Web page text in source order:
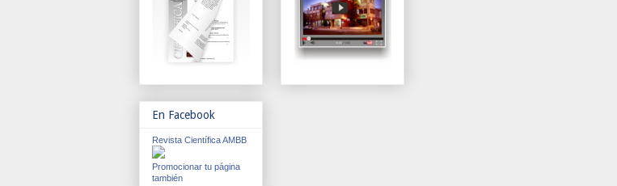
En Facebook
Revista Científica AMBB
Promocionar tu página
también